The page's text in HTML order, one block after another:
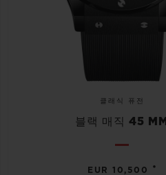
클래식 퓨전
블랙 매직 45 MM
EUR 10,500 •